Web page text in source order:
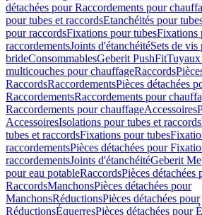
détachées pour Raccordements pour
pour tubes et raccordsEtanchéités pour
pour raccordsFixations pour tubesFixations
raccordementsJoints d'étanchéitéSets de vis
brideConsommablesGeberit PushFit
multicouches pour chauffageRaccords
RaccordsRaccordementsPièces détachées
RaccordementsRaccordements pour
Raccordements pour chauffageAccessoires
AccessoiresIsolations pour tubes et raccords
tubes et raccordsFixations pour tubes
raccordementsPièces détachées pour
raccordementsJoints d'étanchéitéGeberit
pour eau potableRaccordsPièces détachées
RaccordsManchonsPièces détachées pour
ManchonsRéductionsPièces détachées pour
RéductionsÉquerresPièces détachées pour